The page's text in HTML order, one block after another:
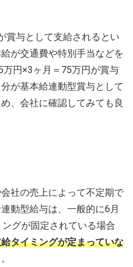
賞与として支給されるとい
が交通費や特別手当などを
円×3ヶ月＝75万円が賞与
が基本給連動型賞与として
、会社に確認してみても良
社の売上によって不定期で
動型給与は、一般的に6月
グが固定されている場合
タイミングが定まっていな